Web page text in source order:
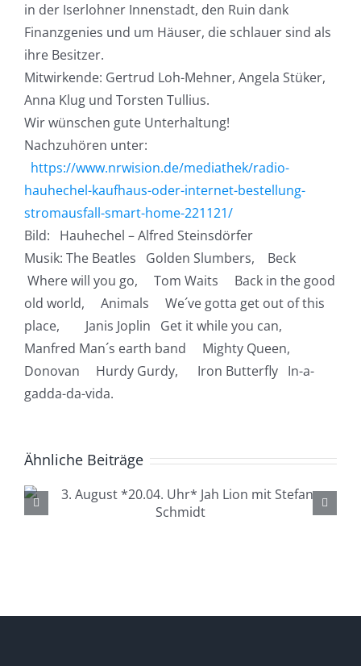
in der Iserlohner Innenstadt, den Ruin dank
Finanzgenies und um Häuser, die schlauer sind als
ihre Besitzer.
Mitwirkende: Gertrud Loh-Mehner, Angela Stüker,
Anna Klug und Torsten Tullius.
Wir wünschen gute Unterhaltung!
Nachzuhören unter:
https://www.nrwision.de/mediathek/radio-
hauhechel-kaufhaus-oder-internet-bestellung-
stromausfall-smart-home-221121/
Bild: Hauhechel – Alfred Steinsdörfer
Musik: The Beatles Golden Slumbers, Beck
Where will you go, Tom Waits Back in the good
old world, Animals We´ve gotta get out of this
place, Janis Joplin Get it while you can,
Manfred Man´s earth band Mighty Queen,
Donovan Hurdy Gurdy, Iron Butterfly In-a-
gadda-da-vida.
Ähnliche Beiträge
4. August *20.04. Uhr*
Lüdenscheid Live mit Ingo